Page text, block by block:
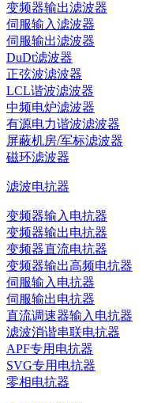
变频器输出滤波器
伺服输入滤波器
伺服输出滤波器
DuDt滤波器
正弦波滤波器
LCL谐波滤波器
中频电炉滤波器
有源电力谐波滤波器
屏蔽机房/军标滤波器
磁环滤波器
滤波电抗器
变频器输入电抗器
变频器输出电抗器
变频器直流电抗器
变频器输出高频电抗器
伺服输入电抗器
伺服输出电抗器
直流调速器输入电抗器
滤波消谐串联电抗器
APF专用电抗器
SVG专用电抗器
零相电抗器